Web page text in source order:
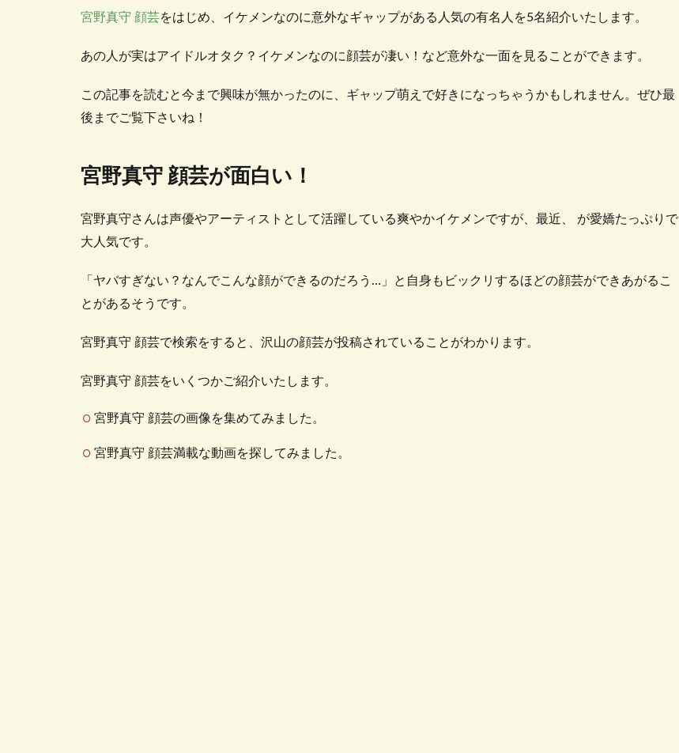
宮野真守 顔芸をはじめ、イケメンなのに意外なギャップがある人気の有名人を5名紹介いたします。
あの人が実はアイドルオタク？イケメンなのに顔芸が凄い！など意外な一面を見ることができます。
この記事を読むと今まで興味が無かったのに、ギャップ萌えで好きになっちゃうかもしれません。ぜひ最
後までご覧下さいね！
宮野真守 顔芸が面白い！
宮野真守さんは声優やアーティストとして活躍している爽やかイケメンですが、最近、
が愛嬌たっぷりで
大人気です。
「ヤバすぎない？なんでこんな顔ができるのだろう…」と自身もビックリするほどの顔芸ができあがるこ
とがあるそうです。
宮野真守 顔芸で検索をすると、沢山の顔芸が投稿されていることがわかります。
宮野真守 顔芸をいくつかご紹介いたします。
宮野真守 顔芸の画像を集めてみました。
宮野真守 顔芸満載な動画を探してみました。